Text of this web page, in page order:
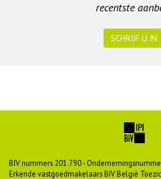
recentste
SCHRIJF U IN
BIV nummers 201.790 -
Erkende vastgoedmakelaars BIV België